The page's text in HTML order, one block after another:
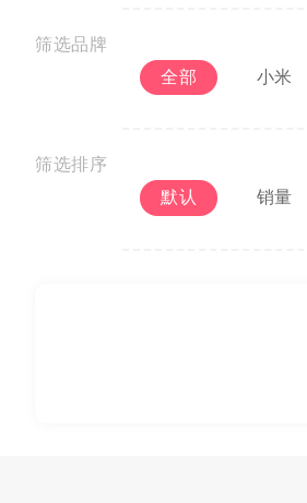
筛选品牌
全部
小米
筛选排序
默认
销量